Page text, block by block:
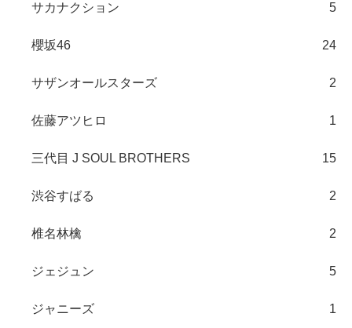
サカナクション 5
櫻坂46 24
サザンオールスターズ 2
佐藤アツヒロ 1
三代目 J SOUL BROTHERS 15
渋谷すばる 2
椎名林檎 2
ジェジュン 5
ジャニーズ 1